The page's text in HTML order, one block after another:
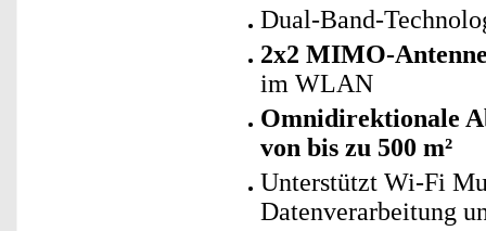
Dual-Band-
2x2 MIMO-
im WLAN
Omnidirektionale
von bis zu 500 m²
Unterstützt Wi-Fi
Datenverarbeitung